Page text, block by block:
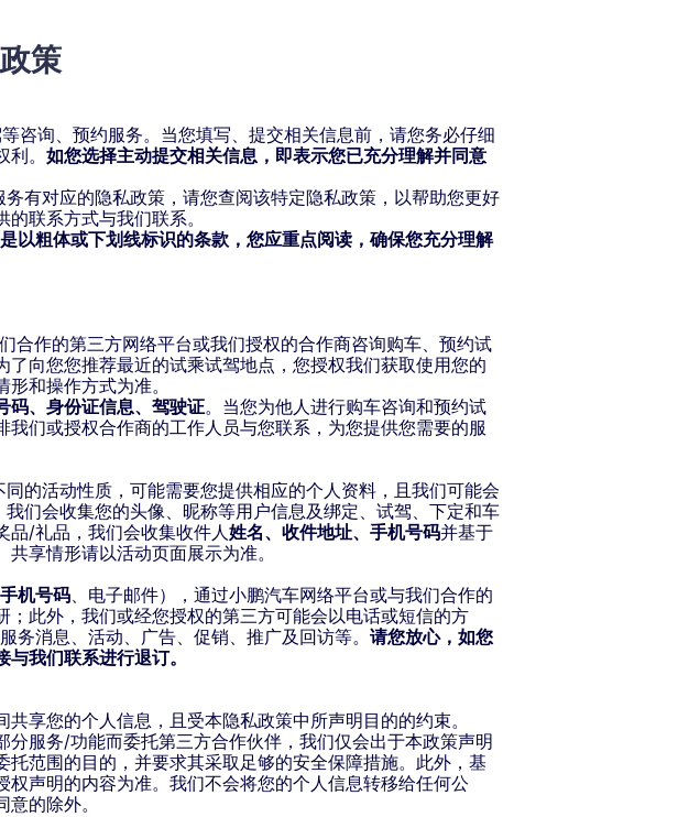
G7 G9
策
咨询、预约服务。当您填写、提交相关信息前，请您务必仔细
。 如您选择主动提交相关信息，即表示您已充分理解并同意
有对应的隐私政策，请您查阅该特定隐私政策，以帮助您更好
联系方式与我们联系。
以粗体或下划线标识的条款，您应重点阅读，确保您充分理解
作的第三方网络平台或我们授权的合作商咨询购车、预约试
了向您您推荐最近的试乘试驾地点，您授权我们获取使用您的
和操作方式为准。
码、身份证信息、驾驶证。当您为他人进行购车咨询和预约试
们或授权合作商的工作人员与您联系，为您提供您需要的服
的活动性质，可能需要您提供相应的个人资料，且我们可能会
们会收集您的头像、昵称等用户信息及绑定、试驾、下定和车
品/礼品，我们会收集收件人姓名、收件地址、手机号码并基于
享情形请以活动页面展示为准。
手机号码、电子邮件），通过小鹏汽车网络平台或与我们合作的
此外，我们或经您授权的第三方可能会以电话或短信的方
消息、活动、广告、促销、推广及回访等。 请您放心，如您
我们联系进行退订。
享您的个人信息，且受本隐私政策中所声明目的的约束。
服务/功能而委托第三方合作伙伴，我们仅会出于本政策声明
范围的目的，并要求其采取足够的安全保障措施。此外，基
声明的内容为准。我们不会将您的个人信息转移给任何公
的除外。